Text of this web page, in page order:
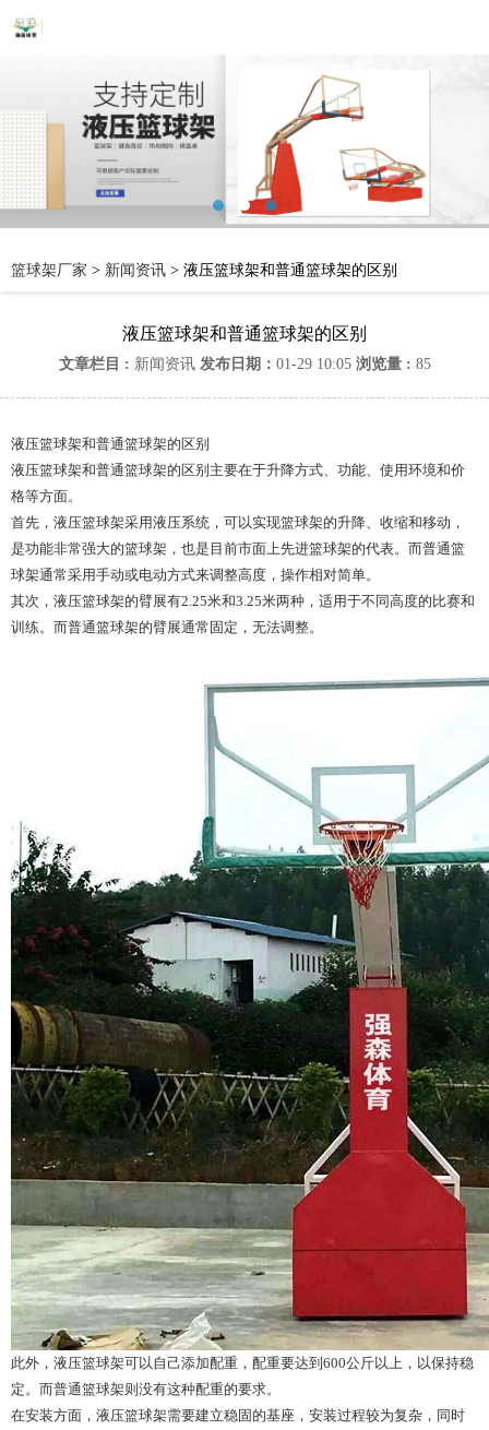
篮球架厂家 > 新闻资讯 > 液压篮球架和普通篮球架的区别
液压篮球架和普通篮球架的区别
文章栏目 : 新闻资讯 发布日期： 01-29 10:05 浏览量 : 85
液压篮球架和普通篮球架的区别
液压篮球架和普通篮球架的区别主要在于升降方式、功能、使用环境和价
格等方面。
首先，液压篮球架采用液压系统，可以实现篮球架的升降、收缩和移动，
是功能非常强大的篮球架，也是目前市面上先进篮球架的代表。而普通篮
球架通常采用手动或电动方式来调整高度，操作相对简单。
其次，液压篮球架的臂展有2.25米和3.25米两种，适用于不同高度的比赛和
训练。而普通篮球架的臂展通常固定，无法调整。
此外，液压篮球架可以自己添加配重，配重要达到600公斤以上，以保持稳
定。而普通篮球架则没有这种配重的要求。
在安装方面，液压篮球架需要建立稳固的基座，安装过程较为复杂，同时